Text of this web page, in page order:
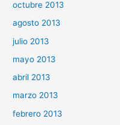
octubre 2013
agosto 2013
julio 2013
mayo 2013
abril 2013
marzo 2013
febrero 2013